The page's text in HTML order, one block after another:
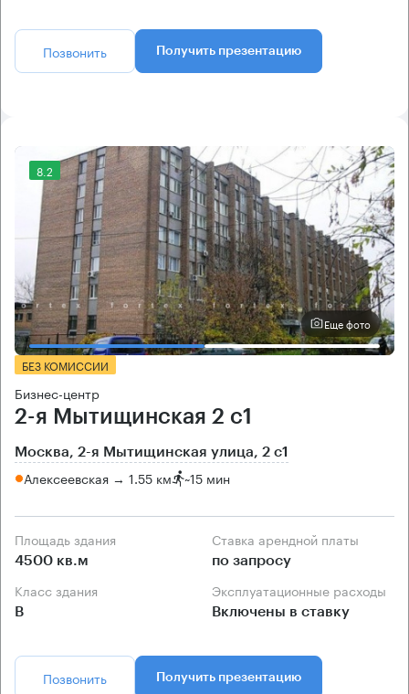
Позвонить Получить презентацию
8.2
Еще фото
БЕЗ КОМИССИИ
Бизнес-центр
2-я Мытищинская 2 с1
Москва, 2-я Мытищинская улица, 2 с1
Алексеевская → 1.55 км ~15 мин
Площадь здания
4500 кв.м
Ставка арендной платы
по запросу
Класс здания
B
Эксплуатационные расходы
Включены в ставку
Позвонить Получить презентацию